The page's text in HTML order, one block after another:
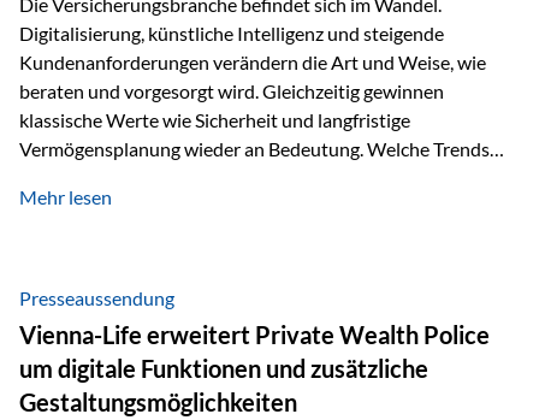
Digitalisierung, künstliche Intelligenz und steigende
Kundenanforderungen verändern die Art und Weise, wie
beraten und vorgesorgt wird. Gleichzeitig gewinnen
klassische Werte wie Sicherheit und langfristige
Vermögensplanung wieder an Bedeutung. Welche Trends
Blick behalten? Digitalisierung und KI verändern die
administrative Aufgaben, beschleunigen Abläufe und
schaffen mehr Zeit für das Wesentliche: die persönliche
Beratung. Gerade deshalb wird die individuelle Betreuung
zum entscheidenden Erfolgsfaktor. Technologie kann
unterstützen, Vertrauen entsteht jedoch weiterhin im
Mehr lesen
Presseaussendung
Vienna-Life erweitert Private Wealth Police
um digitale Funktionen und zusätzliche
Gestaltungsmöglichkeiten